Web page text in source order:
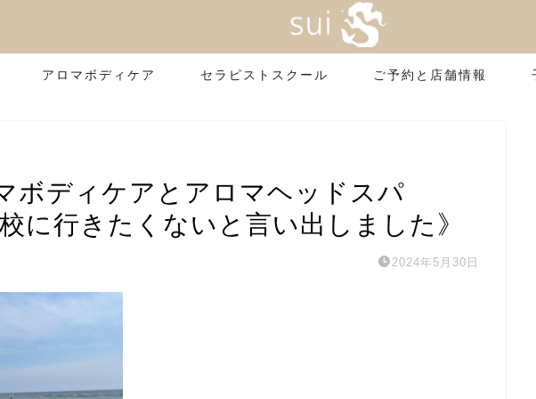
アロマボディケア セラピストスクール ご予約と店舗情報
ボディケアとアロマヘッドスパ
に行きたくないと言い出しました》
2024年5月30日